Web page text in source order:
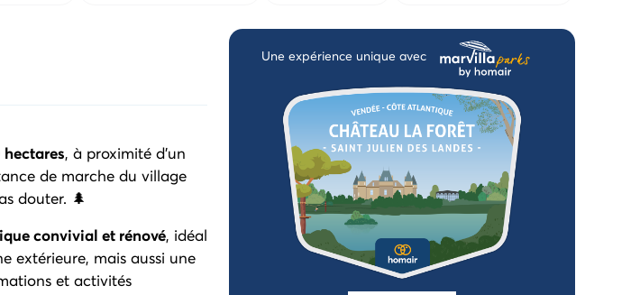
hectares, à proximité d’un
de marche du village
douter. 🌲
convivial et rénové, idéal
extérieure, mais aussi une
et activités
Une expérience unique avec